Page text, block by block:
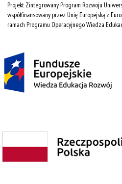
Projekt Zintegrowany Program Rozwoju
współfinansowany przez Unię Europejską z
ramach Programu Operacyjnego Wiedza